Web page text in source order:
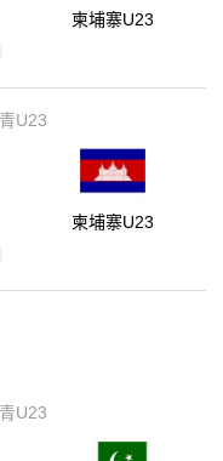
柬埔寨U23
U23
柬埔寨U23
U23